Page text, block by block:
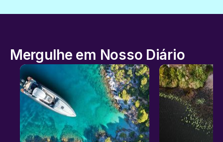
Mergulhe em Nosso Diário